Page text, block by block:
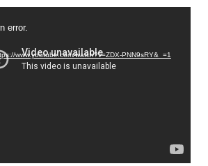
error.
www.youtube.com/watch?v=ZDX-PNN9sRY&_=1